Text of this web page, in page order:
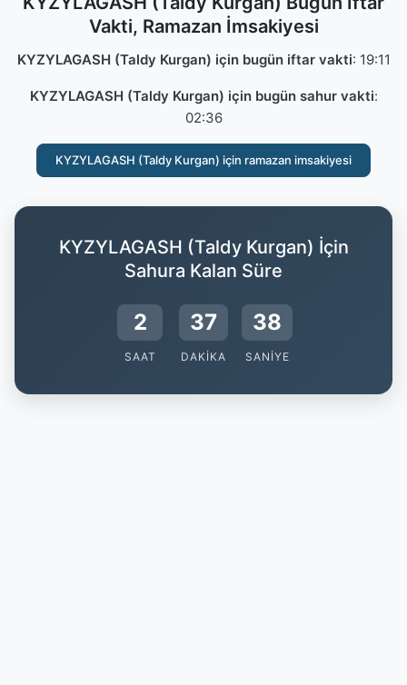
Vakti, Ramazan İmsakiyesi
KYZYLAGASH (Taldy Kurgan) için bugün iftar vakti: 19:11
KYZYLAGASH (Taldy Kurgan) için bugün sahur vakti:
02:36
KYZYLAGASH (Taldy Kurgan) için ramazan imsakiyesi
KYZYLAGASH (Taldy Kurgan) İçin
Sahura Kalan Süre
2
SAAT
37
DAKIKA
37
SANIYE